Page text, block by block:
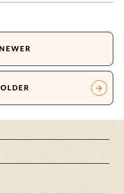
NEWER
OLDER